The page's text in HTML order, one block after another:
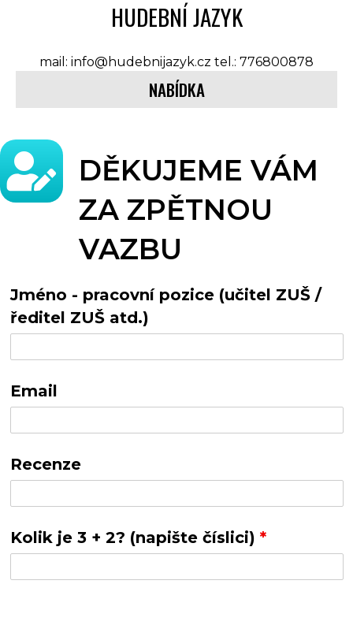
HUDEBNÍ JAZYK
mail: info@hudebnijazyk.cz tel.: 776800878
NABÍDKA
DĚKUJEME VÁM
ZA ZPĚTNOU
VAZBU
Jméno - pracovní pozice (učitel ZUŠ /
ředitel ZUŠ atd.)
Email
Recenze
Kolik je 3 + 2? (napište číslici) *